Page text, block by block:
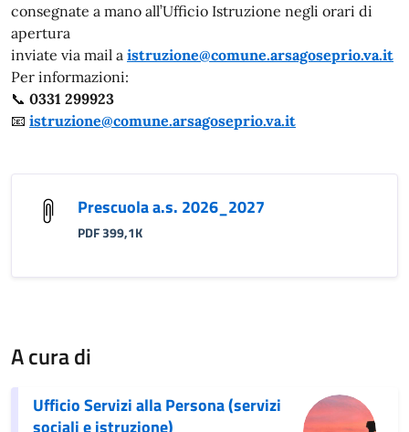
consegnate a mano all’Ufficio Istruzione negli orari di
apertura
inviate via mail a istruzione@comune.arsagoseprio.va.it
Per informazioni:
📞 0331 299923
📧 istruzione@comune.arsagoseprio.va.it
Prescuola a.s. 2026_2027
PDF 399,1K
A cura di
Ufficio Servizi alla Persona (servizi
sociali e istruzione)